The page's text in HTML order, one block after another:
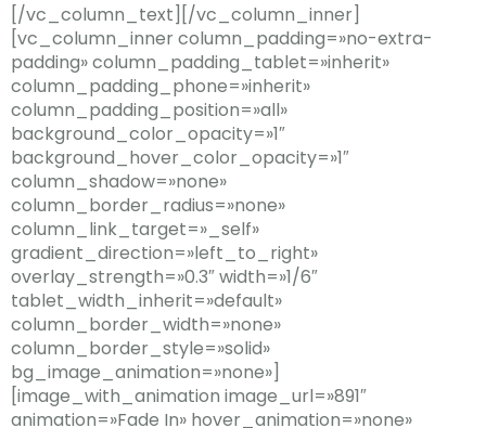
[/vc_column_text][/vc_column_inner]
[vc_column_inner column_padding=»no-extra-
padding» column_padding_tablet=»inherit»
column_padding_phone=»inherit»
column_padding_position=»all»
background_color_opacity=»1″
background_hover_color_opacity=»1″
column_shadow=»none»
column_border_radius=»none»
column_link_target=»_self»
gradient_direction=»left_to_right»
overlay_strength=»0.3″ width=»1/6″
tablet_width_inherit=»default»
column_border_width=»none»
column_border_style=»solid»
bg_image_animation=»none»]
[image_with_animation image_url=»891″
animation=»Fade In» hover_animation=»none»